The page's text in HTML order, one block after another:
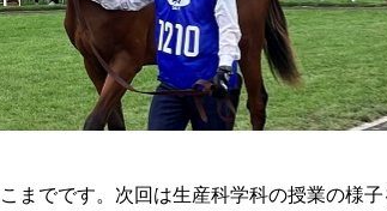
までです。次回は生産科学科の授業の様